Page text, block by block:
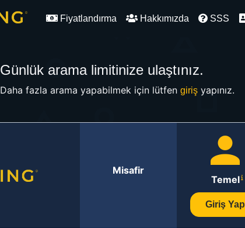
Fiyatlandırma Hakkımızda SSS
Günlük arama limitinize ulaştınız.
Daha fazla arama yapabilmek için lütfen girişyapınız.
Misafir
Temel
Giriş Yap